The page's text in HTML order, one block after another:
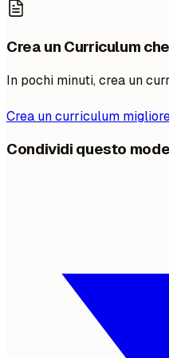
Crea un Curriculum
In pochi minuti, crea un
Crea un curriculum
Condividi questo